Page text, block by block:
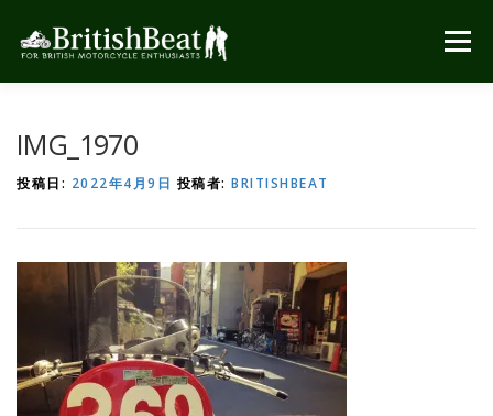
メニュー
IMG_1970
投稿日: 2022年4月9日 投稿者: BRITISHBEAT